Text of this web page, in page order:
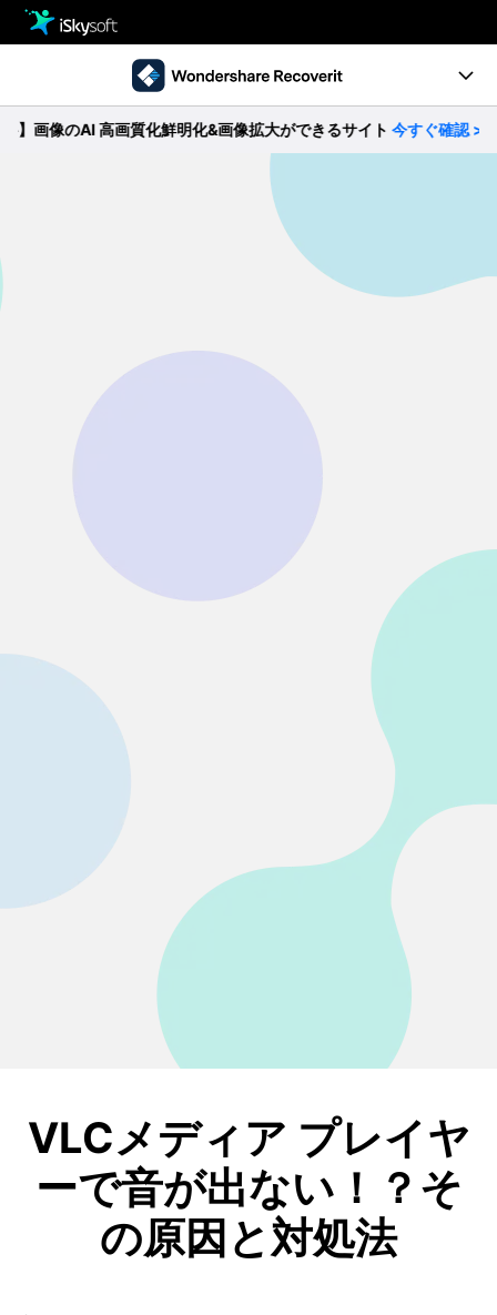
クリエイティビティ
製品活用事例
Ver10.0新機能
• Windowsデータ復元
• Macデータ復元
• クラッシュしたパソコンから復元
• ゴミ箱復元
• SDカード復元
• USB復元
• OFFICE復元
• ビデオ修復・復元
• データ復元ソフトレビュー
無料ダウンロード
のAI 高画質化鮮明化&画像拡大ができるサイト今すぐ確認 >>
VLCメディア プレイヤ
ーで音が出ない！？そ
の原因と対処法